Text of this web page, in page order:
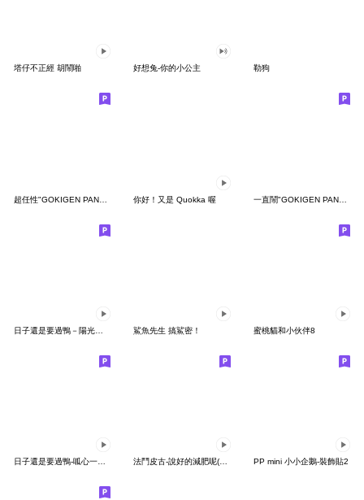
塔仔不正經 胡鬧啪 好想兔-你的小公主 勒狗
你好！又是 Quokka 喔 一直鬧"GOKIGEN PANDA" 台灣版
鯊魚先生 搞鯊密！ 蜜桃貓和小伙伴8
日子還是要過鴨-呱心一下鴨 法鬥皮古-說好的減肥呢(第15彈) PP mini 小小企鵝-裝飾貼2